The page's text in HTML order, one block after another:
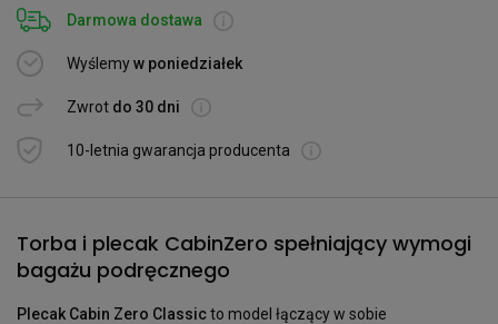
Darmowa dostawa
Wyślemyw poniedziałek
Zwrot do 30 dni
10-letnia gwarancja producenta
Torba i plecak CabinZero spełniający wymogi
bagażu podręcznego
Plecak Cabin Zero Classicto model łączący w sobie